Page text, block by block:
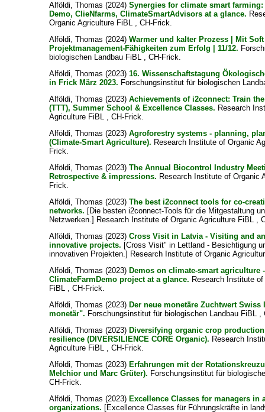
Alföldi, Thomas (2024)Synergies for climate smart
Demo, ClieNfarms, ClimateSmartAdvisors at a glance.
Organic Agriculture FiBL , CH-Frick.
Alföldi, Thomas (2024)Warmer und kalter Prozess | Mit
Projektmanagement-Fähigkeiten zum Erfolg | 11/12.
biologischen Landbau FiBL , CH-Frick.
Alföldi, Thomas (2023)16. Wissenschaftstagung
in Frick März 2023. Forschungsinstitut für biologischen
Alföldi, Thomas (2023)Achievements of i2connect: Train
(TTT), Summer School & Excellence Classes. Research
Agriculture FiBL , CH-Frick.
Alföldi, Thomas (2023)Agroforestry systems - planning,
(Climate-Smart Agriculture). Research Institute of Organic
Frick.
Alföldi, Thomas (2023)The Annual Biocontrol Industry
Retrospective & impressions. Research Institute of Organic
Frick.
Alföldi, Thomas (2023)The best i2connect tools for co-
networks. [Die besten i2connect-Tools für die Mitgestaltung
Netzwerken.] Research Institute of Organic Agriculture FiBL ,
Alföldi, Thomas (2023)Cross Visit in Latvia - Visiting and
innovative projects. [Cross Visit" in Lettland - Besichtigung
innovativen Projekten.] Research Institute of Organic
Alföldi, Thomas (2023) Demos on climate-smart agriculture
ClimateFarmDemo project at a glance. Research Institute
FiBL , CH-Frick.
Alföldi, Thomas (2023) Der neue monetäre Zuchtwert Swiss
monetär". Forschungsinstitut für biologischen Landbau FiBL ,
Alföldi, Thomas (2023) Diversifying organic crop
resilience (DIVERSILIENCE CORE Organic). Research
Agriculture FiBL , CH-Frick.
Alföldi, Thomas (2023) Erfahrungen mit der
Melchior und Marc Grüter). Forschungsinstitut für
CH-Frick.
Alföldi, Thomas (2023) Excellence Classes for managers
organizations. [Excellence Classes für Führungskräfte in